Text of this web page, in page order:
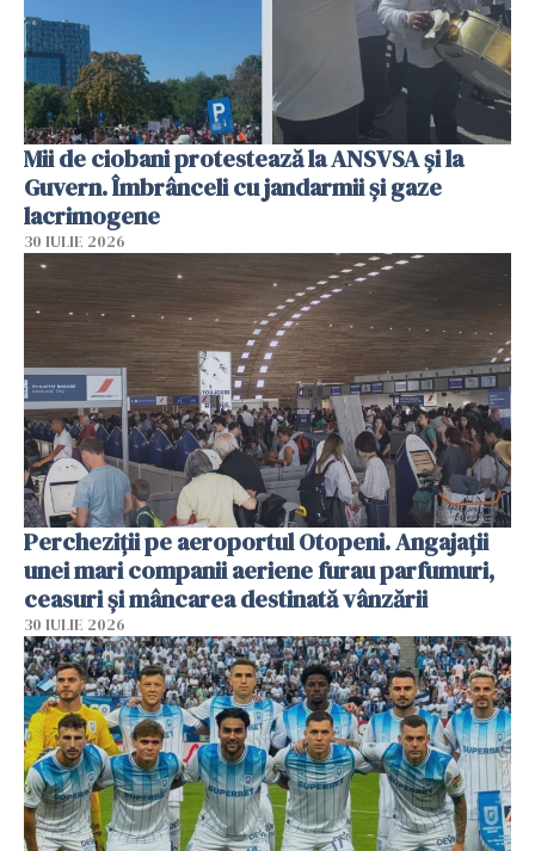
Mii de ciobani protestează la ANSVSA și la
Guvern. Îmbrânceli cu jandarmii și gaze
lacrimogene
30 IULIE 2026
Percheziții pe aeroportul Otopeni. Angajații
unei mari companii aeriene furau parfumuri,
ceasuri și mâncarea destinată vânzării
30 IULIE 2026